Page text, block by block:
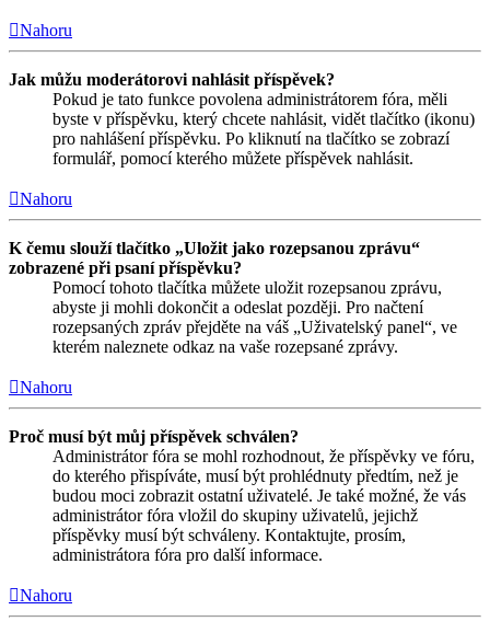
Nahoru
Jak můžu moderátorovi nahlásit příspěvek?
Pokud je tato funkce povolena administrátorem fóra, měli
byste v příspěvku, který chcete nahlásit, vidět tlačítko (ikonu)
pro nahlášení příspěvku. Po kliknutí na tlačítko se zobrazí
formulář, pomocí kterého můžete příspěvek nahlásit.
Nahoru
K čemu slouží tlačítko „Uložit jako rozepsanou zprávu“
zobrazené při psaní příspěvku?
Pomocí tohoto tlačítka můžete uložit rozepsanou zprávu,
abyste ji mohli dokončit a odeslat později. Pro načtení
rozepsaných zpráv přejděte na váš „Uživatelský panel“, ve
kterém naleznete odkaz na vaše rozepsané zprávy.
Nahoru
Proč musí být můj příspěvek schválen?
Administrátor fóra se mohl rozhodnout, že příspěvky ve fóru,
do kterého přispíváte, musí být prohlédnuty předtím, než je
budou moci zobrazit ostatní uživatelé. Je také možné, že vás
administrátor fóra vložil do skupiny uživatelů, jejichž
příspěvky musí být schváleny. Kontaktujte, prosím,
administrátora fóra pro další informace.
Nahoru